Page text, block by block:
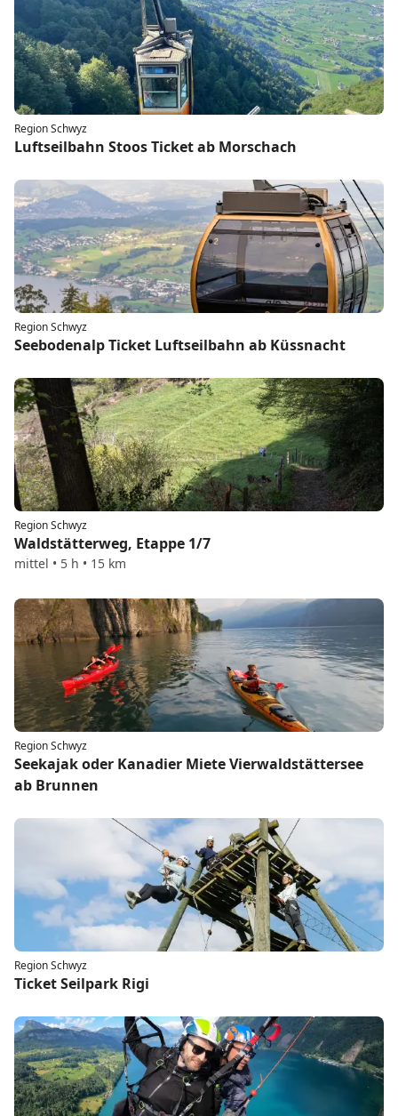
Region Schwyz
Luftseilbahn Stoos Ticket ab Morschach
Region Schwyz
Seebodenalp Ticket Luftseilbahn ab Küssnacht
Region Schwyz
Waldstätterweg, Etappe 1/7
mittel • 5 h • 15 km
Region Schwyz
Seekajak oder Kanadier Miete Vierwaldstättersee
ab Brunnen
Region Schwyz
Ticket Seilpark Rigi